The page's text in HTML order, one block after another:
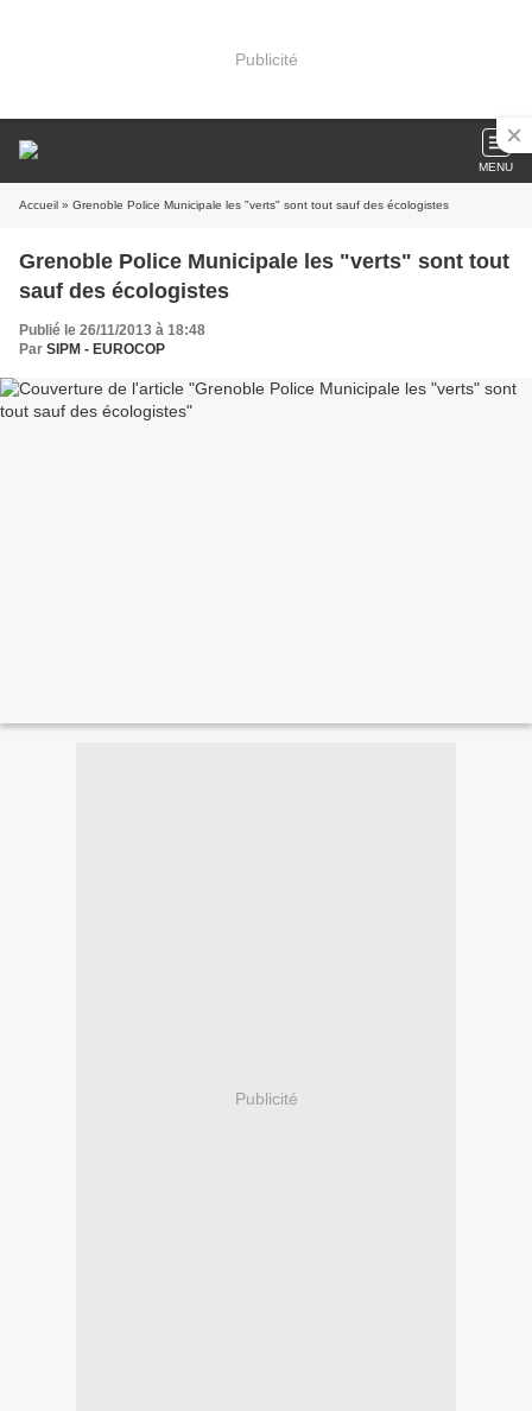
Publicité
MENU
Accueil » Grenoble Police Municipale les "verts" sont tout sauf des écologistes
Grenoble Police Municipale les "verts" sont tout
sauf des écologistes
Publié le 26/11/2013 à 18:48
Par SIPM - EUROCOP
Publicité